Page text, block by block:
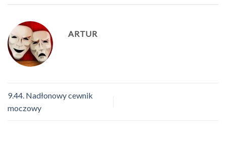
ARTUR
9.44. Nadłonowy cewnik
moczowy